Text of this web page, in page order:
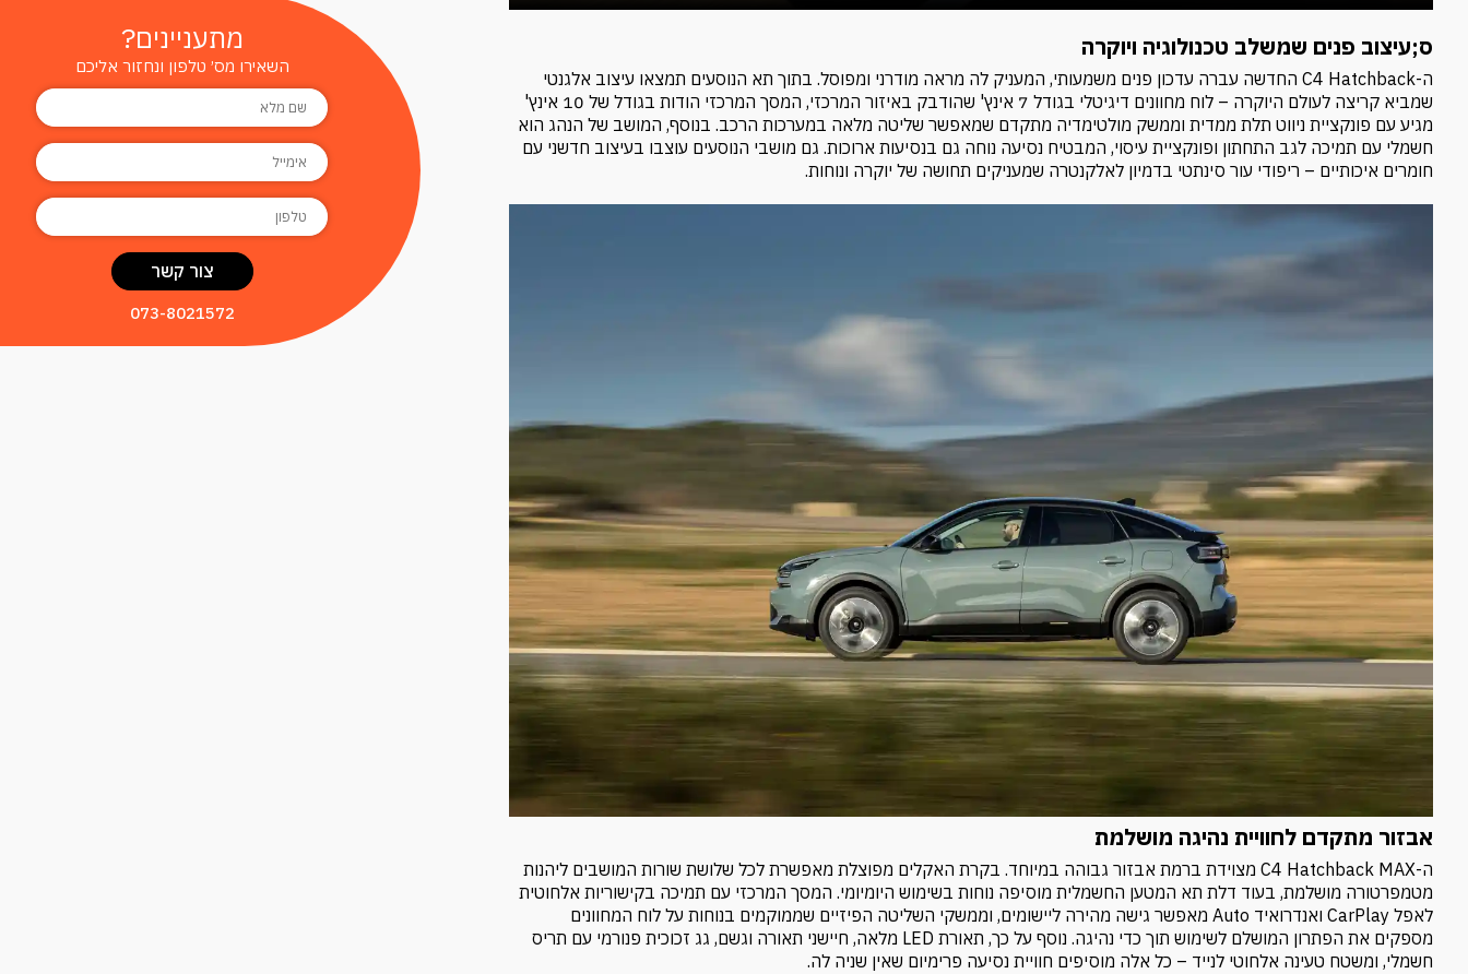
ס;עיצוב פנים שמשלב טכנולוגיה ויוקרה
ה-C4 Hatchback החדשה עברה עדכון פנים משמעותי, המעניק לה מראה מודרני ומפוסל. בתוך תא הנוסעים תמצאו עיצוב אלגנטי
שמביא קריצה לעולם היוקרה – לוח מחוונים דיגיטלי בגודל 7 אינץ' שהודבק באיזור המרכזי, המסך המרכזי הודות בגודל של 10 אינץ'
מגיע עם פונקציית ניווט תלת ממדית וממשק מולטימדיה מתקדם שמאפשר שליטה מלאה במערכות הרכב. בנוסף, המושב של הנהג הוא
חשמלי עם תמיכה לגב התחתון ופונקציית עיסוי, המבטיח נסיעה נוחה גם בנסיעות ארוכות. גם מושבי הנוסעים עוצבו בעיצוב חדשני עם
חומרים איכותיים – ריפודי עור סינתטי בדמיון לאלקנטרה שמעניקים תחושה של יוקרה ונוחות.
אבזור מתקדם לחוויית נהיגה מושלמת
ה-C4 Hatchback MAX מצוידת ברמת אבזור גבוהה במיוחד. בקרת האקלים מפוצלת מאפשרת לכל שלושת שורות המושבים ליהנות
מטמפרטורה מושלמת, בעוד דלת תא המטען החשמלית מוסיפה נוחות בשימוש היומיומי. המסך המרכזי עם תמיכה בקישוריות אלחוטית
לאפל CarPlay ואנדרואיד Auto מאפשר גישה מהירה ליישומים, וממשקי השליטה הפיזיים שממוקמים בנוחות על לוח המחוונים
מספקים את הפתרון המושלם לשימוש תוך כדי נהיגה. נוסף על כך, תאורת LED מלאה, חיישני תאורה וגשם, גג זכוכית פנורמי עם תריס
חשמלי, ומשטח טעינה אלחוטי לנייד – כל אלה מוסיפים חוויית נסיעה פרימיום שאין שניה לה.
מתעניינים?
השאירו מס׳ טלפון ונחזור אליכם
073-8021572